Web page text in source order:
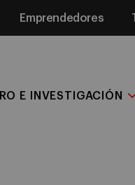
Emprendedores
E INVESTIGACIÓN